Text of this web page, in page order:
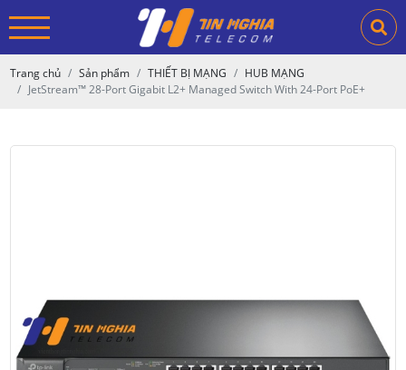
Trang chủ Sản phẩm THIẾT BỊ MẠNG
HUB MẠNG
JetStream™ 28-Port Gigabit L2+ Managed Switch With 24-Port PoE+